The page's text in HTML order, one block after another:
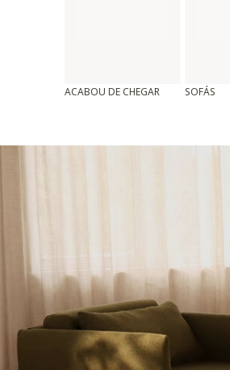
ACABOU DE CHEGAR SOFÁS